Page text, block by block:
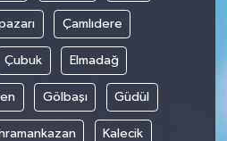
Çamlıdere
Çubuk Elmadağ
Gölbaşı Güdül
Kalecik